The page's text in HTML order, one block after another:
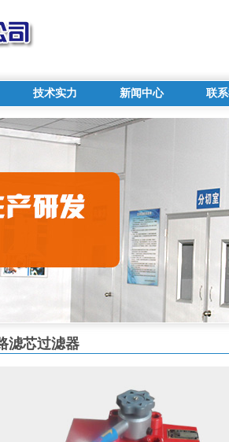
技术实力 新闻中心 联
滤芯过滤器